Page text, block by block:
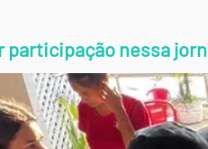
participaçãonessa